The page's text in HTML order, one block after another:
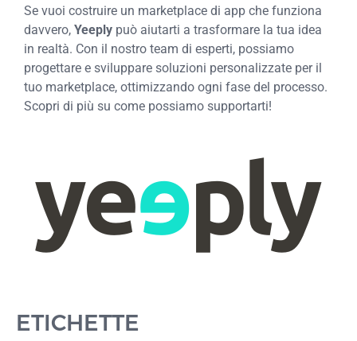
Se vuoi costruire un marketplace di app che funziona
davvero, Yeeply può aiutarti a trasformare la tua idea
in realtà. Con il nostro team di esperti, possiamo
progettare e sviluppare soluzioni personalizzate per il
tuo marketplace, ottimizzando ogni fase del processo.
Scopri di più su come possiamo supportarti!
ETICHETTE